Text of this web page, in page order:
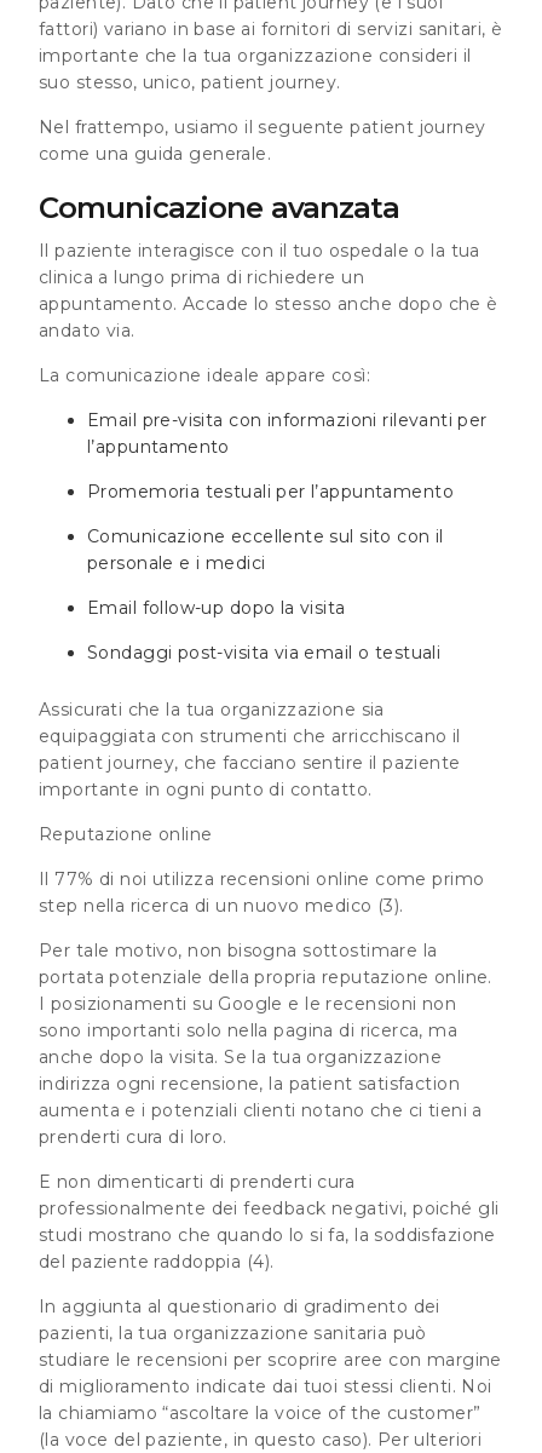
fattori) variano in base ai fornitori di servizi sanitari, è
importante che la tua organizzazione consideri il
suo stesso, unico, patient journey.
Nel frattempo, usiamo il seguente patient journey
come una guida generale.
Comunicazione avanzata
Il paziente interagisce con il tuo ospedale o la tua
clinica a lungo prima di richiedere un
appuntamento. Accade lo stesso anche dopo che è
andato via.
La comunicazione ideale appare così:
Email pre-visita con informazioni rilevanti per
l’appuntamento
Promemoria testuali per l’appuntamento
Comunicazione eccellente sul sito con il
personale e i medici
Email follow-up dopo la visita
Sondaggi post-visita via email o testuali
Assicurati che la tua organizzazione sia
equipaggiata con strumenti che arricchiscano il
patient journey, che facciano sentire il paziente
importante in ogni punto di contatto.
Reputazione online
Il 77% di noi utilizza recensioni online come primo
step nella ricerca di un nuovo medico (3).
Per tale motivo, non bisogna sottostimare la
portata potenziale della propria reputazione online.
I posizionamenti su Google e le recensioni non
sono importanti solo nella pagina di ricerca, ma
anche dopo la visita. Se la tua organizzazione
indirizza ogni recensione, la patient satisfaction
aumenta e i potenziali clienti notano che ci tieni a
prenderti cura di loro.
E non dimenticarti diprenderti cura
professionalmente dei feedback negativi, poiché gli
studi mostrano che quando lo si fa, la soddisfazione
del paziente raddoppia (4).
In aggiunta al questionario di gradimento dei
pazienti, la tua organizzazione sanitaria può
studiare le recensioni per scoprire aree con margine
di miglioramento indicate dai tuoi stessi clienti. Noi
la chiamiamo “ascoltare la voice of the customer”
(la voce del paziente, in questo caso). Per ulteriori